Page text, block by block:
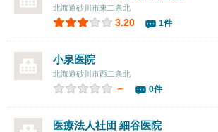
北海道砂川市東二条北
3.20 1件
小泉医院
北海道砂川市西二条北
－ 0件
医療法人社団 細谷医院